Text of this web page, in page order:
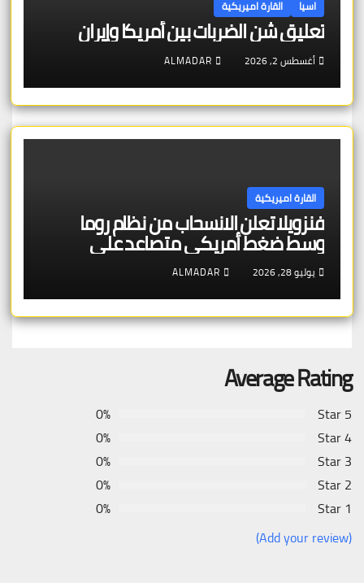
اسيا القارة اميريكية
تعليق شن الضربات بين أمريكا وإيران
أغسطس 2, 2026 ALMADAR
القارة اميريكية
فنزويلا تعلن الانسحاب من نظام روما
وسط ضغط أمريكي متصاعد على
المحكمة
يوليو 28, 2026 ALMADAR
Average Rating
5 Star
0%
4 Star
0%
3 Star
0%
2 Star
0%
1 Star
0%
(Add your review)